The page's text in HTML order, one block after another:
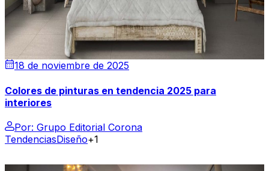
18 de noviembre de 2025
Colores de pinturas en tendencia 2025 para
interiores
Por: Grupo Editorial Corona
TendenciasDiseño+1